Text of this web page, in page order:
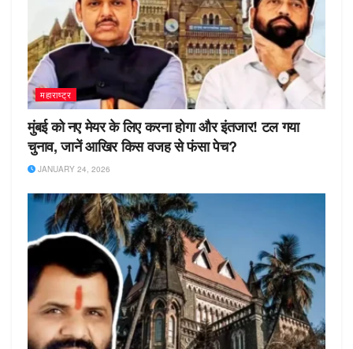
महाराष्ट्र
मुंबई को नए मेयर के लिए करना होगा और इंतजार! टल गया
चुनाव, जानें आखिर किस वजह से फंसा पेच?
JANUARY 24, 2026